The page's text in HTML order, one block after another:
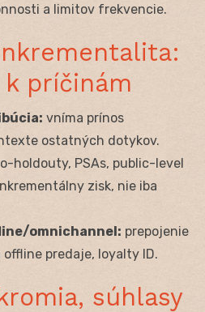
a limitov frekvencie.
príčinám
vníma prínos
ostatných dotykov.
holdouty, PSAs, public-level
zisk, nie iba
omnichannel: prepojenie
predaje, loyalty ID.
súhlasy